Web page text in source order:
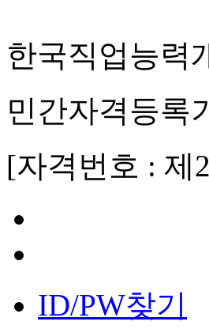
한국직업능력
민간자격등록
[자격번호 : 제
ID/PW찾기